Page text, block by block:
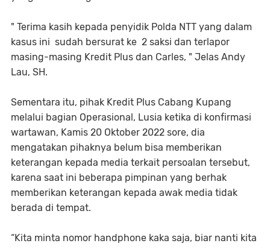
" Terima kasih kepada penyidik Polda NTT yang dalam
kasus ini sudah bersurat ke 2 saksi dan terlapor
masing-masing Kredit Plus dan Carles, " Jelas Andy
Lau, SH.
Sementara itu, pihak Kredit Plus Cabang Kupang
melalui bagian Operasional, Lusia ketika di konfirmasi
wartawan, Kamis 20 Oktober 2022 sore, dia
mengatakan pihaknya belum bisa memberikan
keterangan kepada media terkait persoalan tersebut,
karena saat ini beberapa pimpinan yang berhak
memberikan keterangan kepada awak media tidak
berada di tempat.
“Kita minta nomor handphone kaka saja, biar nanti kita